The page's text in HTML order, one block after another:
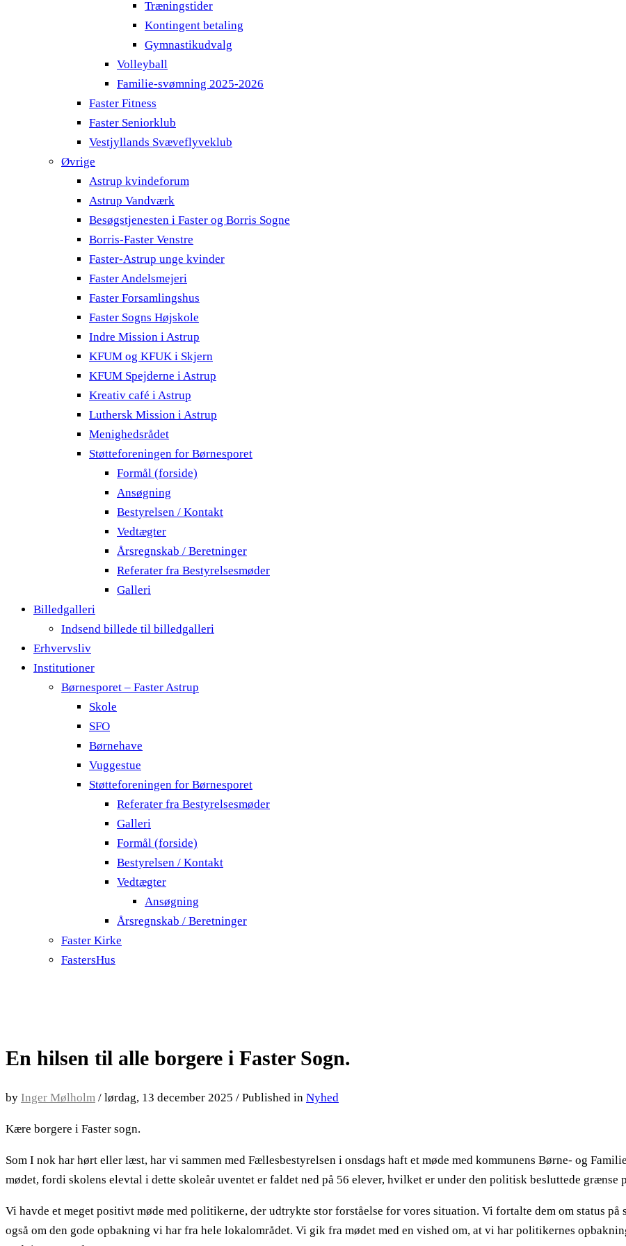
Træningstider
Kontingent betaling
Gymnastikudvalg
Volleyball
Familie-svømning 2025-2026
Faster Fitness
Faster Seniorklub
Vestjyllands Svæveflyveklub
Øvrige
Astrup kvindeforum
Astrup Vandværk
Besøgstjenesten i Faster og Borris Sogne
Borris-Faster Venstre
Faster-Astrup unge kvinder
Faster Andelsmejeri
Faster Forsamlingshus
Faster Sogns Højskole
Indre Mission i Astrup
KFUM og KFUK i Skjern
KFUM Spejderne i Astrup
Kreativ café i Astrup
Luthersk Mission i Astrup
Menighedsrådet
Støtteforeningen for Børnesporet
Formål (forside)
Ansøgning
Bestyrelsen / Kontakt
Vedtægter
Årsregnskab / Beretninger
Referater fra Bestyrelsesmøder
Galleri
Billedgalleri
Indsend billede til billedgalleri
Erhvervsliv
Institutioner
Børnesporet – Faster Astrup
Skole
SFO
Børnehave
Vuggestue
Støtteforeningen for Børnesporet
Referater fra Bestyrelsesmøder
Galleri
Formål (forside)
Bestyrelsen / Kontakt
Vedtægter
Ansøgning
Årsregnskab / Beretninger
Faster Kirke
FastersHus
En hilsen til alle borgere i Faster Sogn.
by Inger Mølholm / lørdag, 13 december 2025 / Published in Nyhed
Kære borgere i Faster sogn.
Som I nok har hørt eller læst, har vi sammen med Fællesbestyrelsen i onsdags haft et møde med kommunens Børne- og
mødet, fordi skolens elevtal i dette skoleår uventet er faldet ned på 56 elever, hvilket er under den politisk besluttede grænse
Vi havde et meget positivt møde med politikerne, der udtrykte stor forståelse for vores situation. Vi fortalte dem om status
også om den gode opbakning vi har fra hele lokalområdet. Vi gik fra mødet med en vished om, at vi har politikernes